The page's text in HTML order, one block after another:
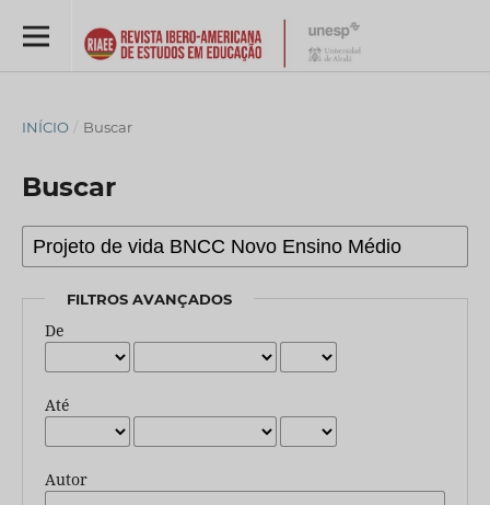
INÍCIO / Buscar
Buscar
FILTROS AVANÇADOS
De
Até
Autor